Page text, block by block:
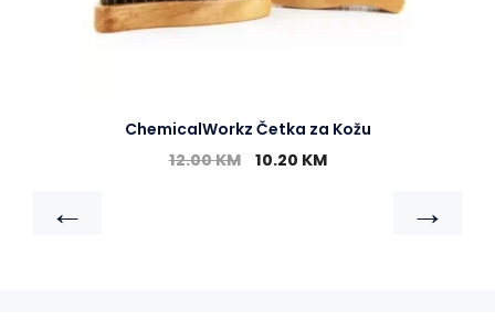
ChemicalWorkz Četka za Kožu
12.00KM 10.20 KM
← →